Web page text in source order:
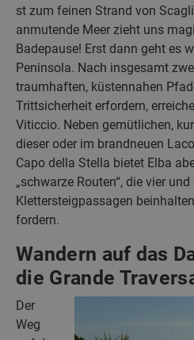
st zum feinen Strand von
anmutende Meer zieht uns
Badepause! Erst dann geht es
Peninsola. Nach insgesamt
traumhaften, küstennahen
Trittsicherheit erfordern,
Viticcio. Neben gemütlichen,
dieser oder im brandneuen
Capo della Stella bietet Elba
„schwarze Routen“, die vier
Klettersteigpassagen
fordern.
Wandern auf das
die Grande
Der
Weg